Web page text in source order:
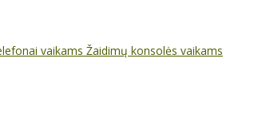
vaikams Žaidimų konsolės vaikams